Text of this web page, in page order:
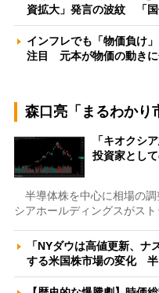
資拡大」発言の波紋 「
インフレでも「物価負け
注目 元本が物価の動き
森口亮「まるわかり
「キオクシ
投資家とし
半導体株を中心に相場の調
シアホールディングスがス
「NYダウは高値更新、
する米国株市場の変化